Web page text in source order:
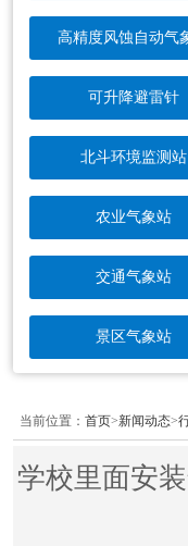
高精度风蚀自动气
可升降避雷针
北斗环境监测站
农业气象站
交通气象站
景区气象站
当前位置： 首页>新闻动态>
学校里面安